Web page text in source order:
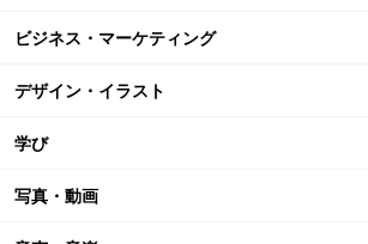
ビジネス・マーケティング
デザイン・イラスト
学び
写真・動画